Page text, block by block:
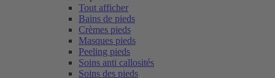
Tout afficher
Bains de pieds
Crèmes pieds
Masques pieds
Peeling pieds
Soins anti callosités
Soins des pieds